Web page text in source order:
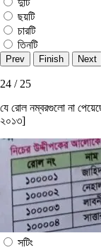
দুটি
ছয়টি
চারটি
তিনটি
24 / 25
যে রােল নম্বরগুলাে না
২০১৩]
সটিং